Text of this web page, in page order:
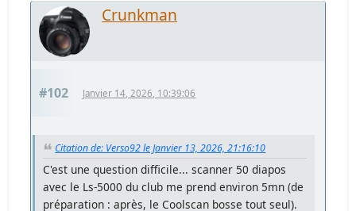
Crunkman
#102 Janvier 14, 2026, 10:39:06
Citation de: Verso92 le Janvier 13, 2026, 21:16:10
C'est une question difficile... scanner 50 diapos
avec le Ls-5000 du club me prend environ 5mn (de
préparation : après, le Coolscan bosse tout seul).